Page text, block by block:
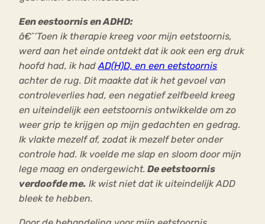
Een eestoornis en ADHD:
â€˜’Toen ik therapie kreeg voor mijn eetstoornis,
werd aan het einde ontdekt dat ik ook een erg druk
hoofd had, ik hadAD(H)D, en een eetstoornis
achter de rug. Dit maakte dat ik het gevoel van
controleverlies had, een negatief zelfbeeld kreeg
en uiteindelijk een eetstoornis ontwikkelde om zo
weer grip te krijgen op mijn gedachten en gedrag.
Ik vlakte mezelf af, zodat ik mezelf beter onder
controle had. Ik voelde me slap en sloom door mijn
lege maag en ondergewicht. De eetstoornis
verdoofde me. Ik wist niet dat ik uiteindelijk ADD
bleek te hebben.